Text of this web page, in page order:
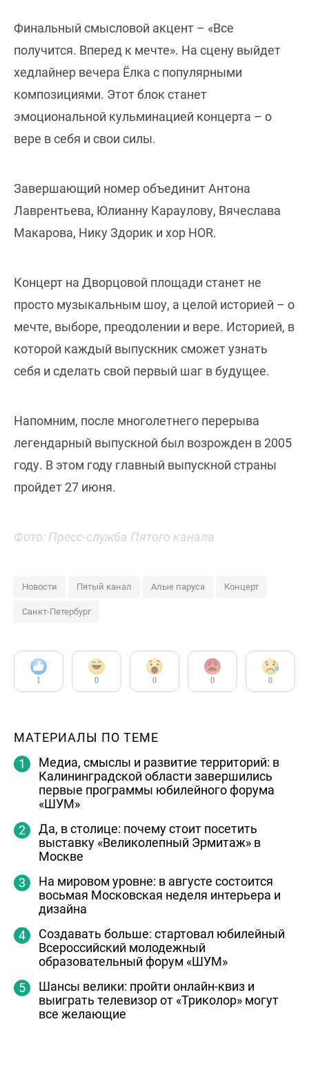
Финальный смысловой акцент – «Все
получится. Вперед к мечте». На сцену выйдет
хедлайнер вечера Ёлка с популярными
композициями. Этот блок станет
эмоциональной кульминацией концерта – о
вере в себя и свои силы.
Завершающий номер объединит Антона
Лаврентьева, Юлианну Караулову, Вячеслава
Макарова, Нику Здорик и хор HOR.
Концерт на Дворцовой площади станет не
просто музыкальным шоу, а целой историей – о
мечте, выборе, преодолении и вере. Историей, в
которой каждый выпускник сможет узнать
себя и сделать свой первый шаг в будущее.
Напомним, после многолетнего перерыва
легендарный выпускной был возрожден в 2005
году. В этом году главный выпускной страны
пройдет 27 июня.
Фото: Пресс-служба Пятого канала
Новости Пятый канал Алые паруса Концерт
Санкт-Петербург
1 0 0 0 0
МАТЕРИАЛЫ ПО ТЕМЕ
Медиа, смыслы и развитие территорий: в
Калининградской области завершились
первые программы юбилейного форума
«ШУМ»
Да, в столице: почему стоит посетить
выставку «Великолепный Эрмитаж» в
Москве
На мировом уровне: в августе состоится
восьмая Московская неделя интерьера и
дизайна
Создавать больше: стартовал юбилейный
Всероссийский молодежный
образовательный форум «ШУМ»
Шансы велики: пройти онлайн-квиз и
выиграть телевизор от «Триколор» могут
все желающие